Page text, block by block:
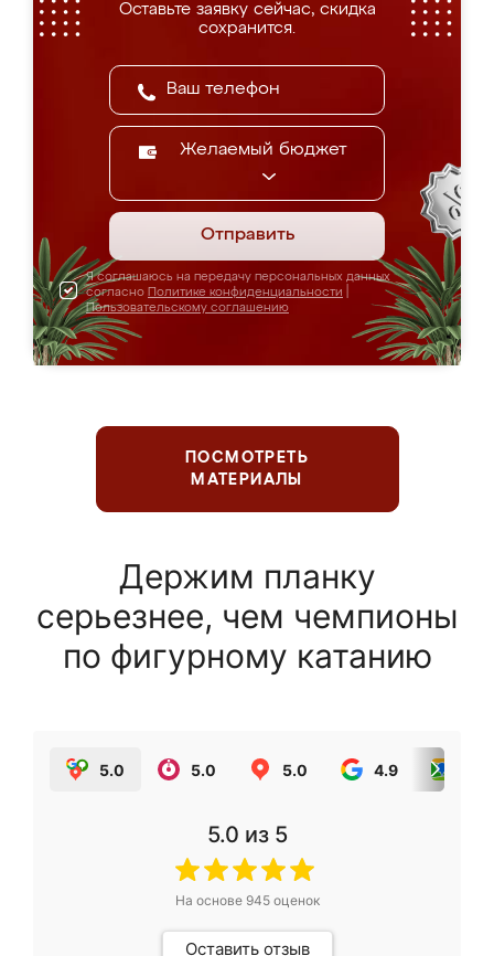
Оставьте заявку сейчас, скидка
сохранится.
Желаемый бюджет
Отправить
Я соглашаюсь на передачу персональных данных
согласно Политике конфиденциальности
Пользовательскому соглашению
ПОСМОТРЕТЬ
МАТЕРИАЛЫ
Держим планку
серьезнее, чем чемпионы
по фигурному катанию
5.0 5.0 5.0 4.9
5.0 из 5
На основе 945оценок
Оставить отзыв